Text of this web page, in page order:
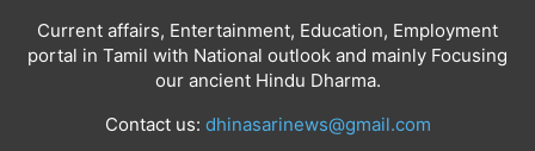
Current affairs, Entertainment, Education, Employment
portal in Tamil with National outlook and mainly Focusing
our ancient Hindu Dharma.
Contact us: dhinasarinews@gmail.com